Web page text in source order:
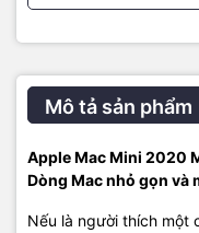
Mô tả sản phẩm
Apple Mac Mini 2020
Dòng Mac nhỏ gọn và
Nếu là người thích một
truyền với tốc độ cao, ổ
với tốc độ 1GB/s sẽ giúp
hảo.
Mọi chi